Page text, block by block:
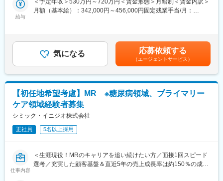
整備しています。
【IQVIAサービシーズジャパンについて】
・世界100以上の国と地域／8万人の社員が、医薬品の臨床開発～
プロモーションに携わり、市場を流通するほぼすべての医薬品に
関与しています
・日本においても業界トップシェアを誇り、常時100以上のPJが
稼働しています
用情報を収集を行っていただきます。
※1プロジェクトを約2年程度担当します。
※プロジェクトマネージャー、スーパーバイザー(SV)より、日々の
活動についてフォローを受けられる環境です。全国にSVを配置
■当社の魅力：
(1)充実した教育体制：
APS COLLEGE（社内研修制度）：配属先で携わっている領域以
外に、自身が目標に向けた計画を立て研修を受講できます。まず
慢性疾患など幅広い知識を身に着けていただき、基盤が整った後
専門領域プログラムにチャレンジできます。本プログラムでは集
合研修（症例検討など）のほか、学会聴講、専門医とのロープレ
試験など、個人の自己学習だけでは身に着けることが難しい深い
知見を身に着けることが可能です。また、取得した知識が発揮で
きるプロジェクトに配属できるよう、全社でバックアップしてい
給与
＜予定年収＞530万円～720万円＜賃金形態＞月給制＜賃金内訳＞
月額（基本給）：342,000円～456,000円固定残業手当/月：
上記は日当、社宅制度（会社負担額24万）、単身赴任手当、入社
一時金（初年度のみ）込みの金額を記載しています。※能力・前給
などを考慮し、規定により決定します。昇給：年1回賃金はあくま
でも目安の金額であり、選考を通じて上下する可能性がありま
す。月給(月額)は固定手当を含めた表記です。
気になる 応募依頼する
（エージェントサービス）
【初任地希望考慮】MR ※糖尿病領域、プライマリー
ケア領域経験者募集
シミック・イニジオ株式会社
正社員 5名以上採用
仕事内容
＜生涯現役！MRのキャリアを追い続けたい方／面接1回スピード
選考／充実した顧客基盤＆直近5年の売上成長率は約150％の成長